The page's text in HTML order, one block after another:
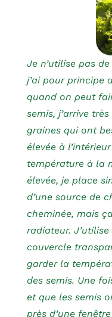
Je n’utilise pas
j’ai pour principe
quand on peut
semis, j’arrive
graines qui ont
élevée à
température à la
élevée, je place
d’une source de
cheminée, mais
radiateur.
couvercle
garder la
des semis. Une
et que les semis
près d’une